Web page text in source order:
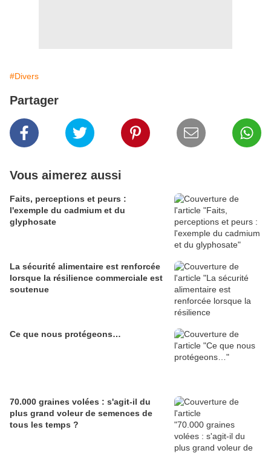
#Divers
Partager
Vous aimerez aussi
Faits, perceptions et peurs :
l'exemple du cadmium et du
glyphosate
La sécurité alimentaire est renforcée
lorsque la résilience commerciale est
soutenue
Ce que nous protégeons…
70.000 graines volées : s'agit-il du
plus grand voleur de semences de
tous les temps ?